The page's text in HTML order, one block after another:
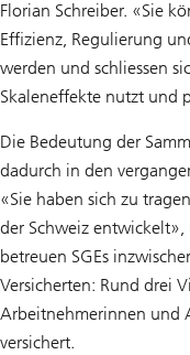
Florian Schreiber. «Sie
Effizienz, Regulierung
werden und schliessen
Skaleneffekte nutzt und
Die Bedeutung der
dadurch in den
«Sie haben sich zu
der Schweiz entwickelt»,
betreuen SGEs
Versicherten: Rund drei
Arbeitnehmerinnen und
versichert.